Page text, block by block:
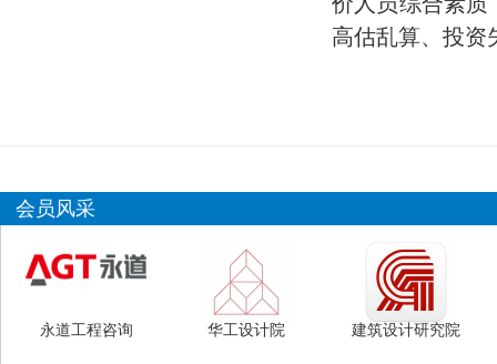
高估乱算、投资
会员风采
永道工程咨询 华工设计院 建筑设计研究院